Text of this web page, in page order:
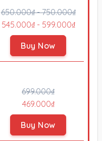
650.000₫ - 750.000₫
545.000₫ - 599.000₫
Buy Now
699.000₫
469.000₫
Buy Now